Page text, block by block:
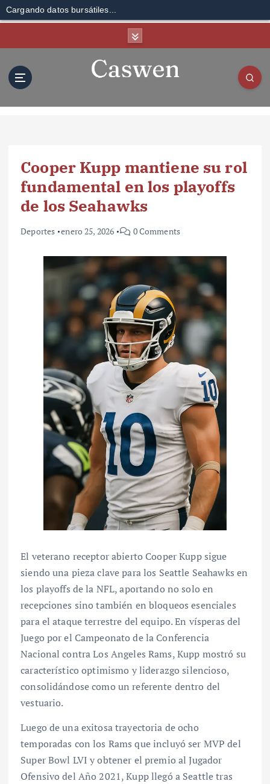
Cargando datos bursátiles...
Cooper Kupp mantiene su rol
fundamental en los playoffs
de los Seahawks
Deportes enero 25, 2026 0 Comments
El veterano receptor abierto Cooper Kupp sigue
siendo una pieza clave para los Seattle Seahawks en
los playoffs de la NFL, aportando no solo en
recepciones sino también en bloqueos esenciales
para el ataque terrestre del equipo. En vísperas del
Juego por el Campeonato de la Conferencia
Nacional contra Los Angeles Rams, Kupp mostró su
característico optimismo y liderazgo silencioso,
consolidándose como un referente dentro del
vestuario.
Luego de una exitosa trayectoria de ocho
temporadas con los Rams que incluyó ser MVP del
Super Bowl LVI y obtener el premio al Jugador
Ofensivo del Año 2021, Kupp llegó a Seattle tras